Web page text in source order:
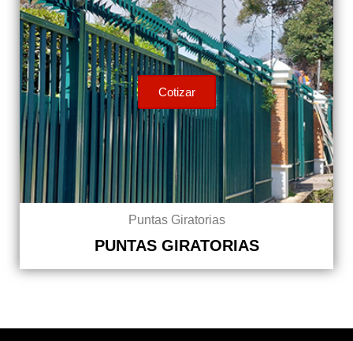
Cotizar
Puntas Giratorias
PUNTAS GIRATORIAS